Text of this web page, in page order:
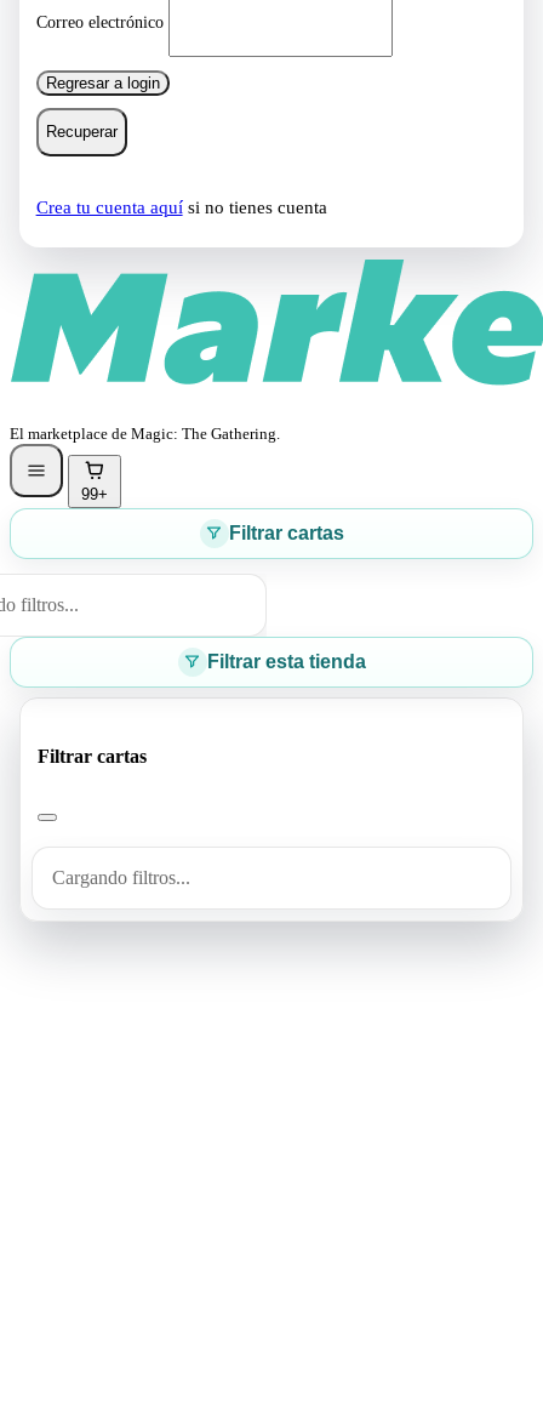
Correo electrónico
Regresar a login
Recuperar
Crea tu cuenta aquísi no tienes cuenta
El marketplace de Magic: The Gathering.
99+
Filtrar cartas
filtros...
Filtrar esta tienda
Filtrar cartas
Cargando filtros...